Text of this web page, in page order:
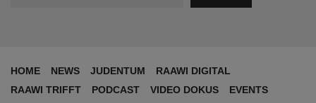
HOME NEWS JUDENTUM
RAAWI DIGITAL
RAAWI TRIFFT
PODCAST VIDEO DOKUS
EVENTS